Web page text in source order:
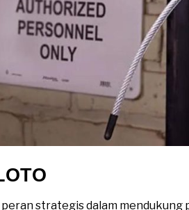
strategis dalam